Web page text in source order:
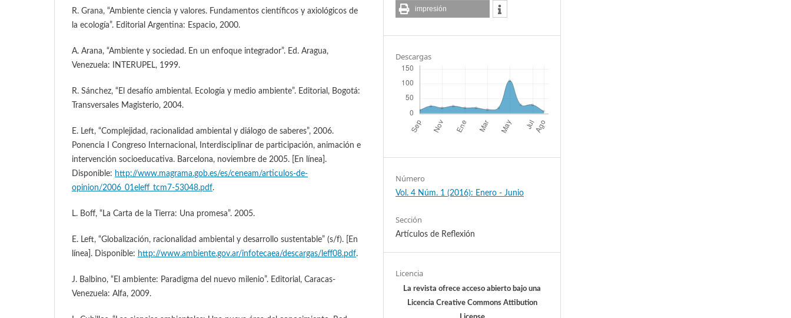
R. Grana, “Ambiente ciencia y valores. Fundamentos científicos y axiológicos de
la ecología”. Editorial Argentina: Espacio, 2000.
A. Arana, “Ambiente y sociedad. En un enfoque integrador”. Ed. Aragua,
Venezuela: INTERUPEL, 1999.
R. Sánchez, “El desafío ambiental. Ecología y medio ambiente”. Editorial, Bogotá:
Transversales Magisterio, 2004.
E. Left, “Complejidad, racionalidad ambiental y diálogo de saberes”, 2006.
Ponencia I Congreso Internacional, Interdisciplinar de participación, animación e
intervención socioeducativa. Barcelona, noviembre de 2005. [En línea].
Disponible: http://www.magrama.gob.es/es/ceneam/articulos-de-
opinion/2006_01eleff_tcm7-53048.pdf.
L. Boff, “La Carta de la Tierra: Una promesa”. 2005.
E. Left, “Globalización, racionalidad ambiental y desarrollo sustentable” (s/f). [En
línea]. Disponible: http://www.ambiente.gov.ar/infotecaea/descargas/leff08.pdf.
J. Balbino, “El ambiente: Paradigma del nuevo milenio”. Editorial, Caracas-
Venezuela: Alfa, 2009.
impresión
Descargas
Número
Vol. 4 Núm. 1 (2016): Enero - Junio
Sección
Artículos de Reflexión
Licencia
La revista ofrece acceso abierto bajo una
Licencia Creative Commons Attibution